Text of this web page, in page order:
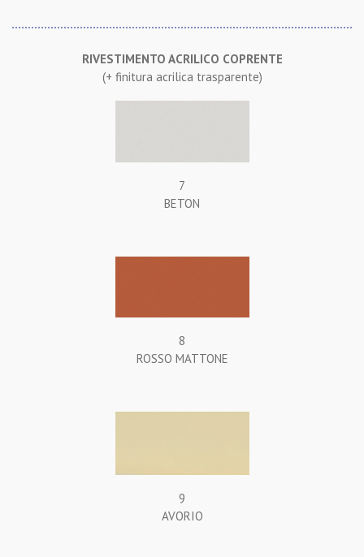
RIVESTIMENTO ACRILICO COPRENTE
(+ finitura acrilica trasparente)
7
BETON
8
ROSSO MATTONE
9
AVORIO